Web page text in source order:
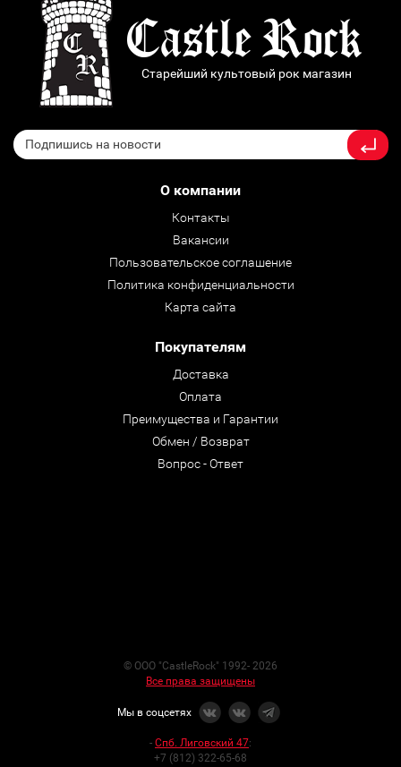
Старейший культовый рок магазин
О компании
Контакты
Вакансии
Пользовательское соглашение
Политика конфиденциальности
Карта сайта
Покупателям
Доставка
Оплата
Преимущества и Гарантии
Обмен / Возврат
Вопрос - Ответ
© ООО "CastleRock" 1992- 2026
Все права защищены
Мы в соцсетях
- Спб. Лиговский 47:
+7 (812) 322-65-68